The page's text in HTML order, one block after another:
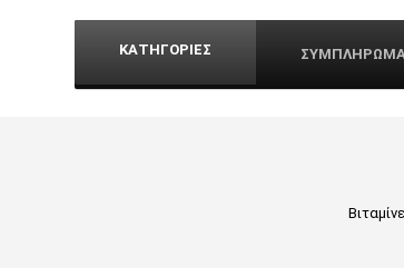
ΚΑΤΗΓΟΡΙΕΣ